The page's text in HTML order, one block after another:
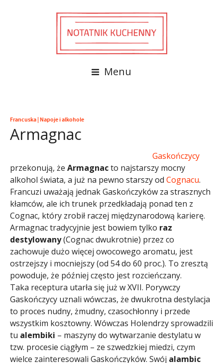
Menu
Francuska| Napoje i alkohole
Armagnac
Gaskończycy
przekonują, że Armagnacto najstarszy mocny
alkohol świata, a już na pewno starszy od Cognacu.
Francuzi uważają jednak Gaskończyków za strasznych
kłamców, ale ich trunek przedkładają ponad ten z
Cognac, który zrobił raczej międzynarodową karierę.
Armagnac tradycyjnie jest bowiem tylko raz
destylowany(Cognac dwukrotnie) przez co
zachowuje dużo więcej owocowego aromatu, jest
ostrzejszy i mocniejszy (od 54 do 60 proc.). To zresztą
powoduje, że później często jest rozcieńczany.
Taka receptura utarła się już w XVII. Porywczy
Gaskończycy uznali wówczas, że dwukrotna destylacja
to proces nudny, żmudny, czasochłonny i przede
wszystkim kosztowny. Wówczas Holendrzy sprowadzili
tu alembiki – maszyny do wytwarzanie destylatu w
tzw. procesie ciągłym – ze szwedzkiej miedzi, czym
wielce zainteresowali Gaskończyków. Swój alambic